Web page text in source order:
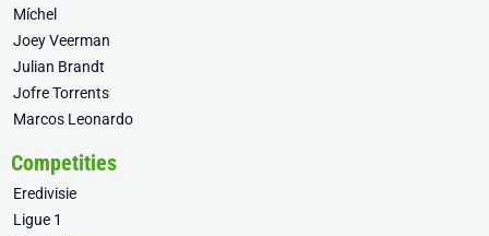
Míchel
Joey Veerman
Julian Brandt
Jofre Torrents
Marcos Leonardo
Competities
Eredivisie
Ligue 1